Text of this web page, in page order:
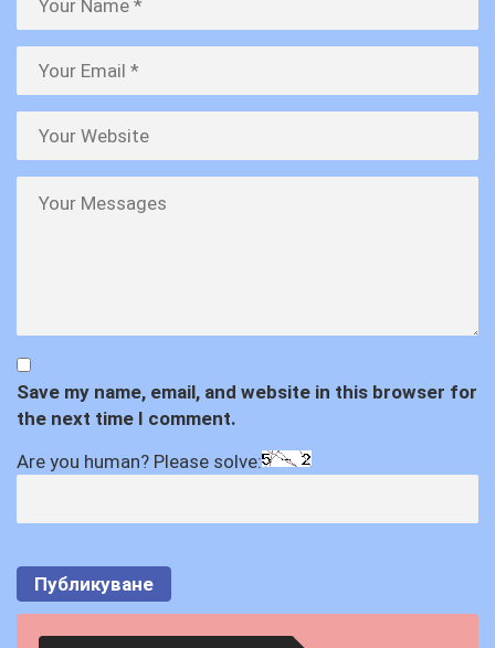
Save my name, email, and website in this browser for
the next time I comment.
Are you human? Please solve: